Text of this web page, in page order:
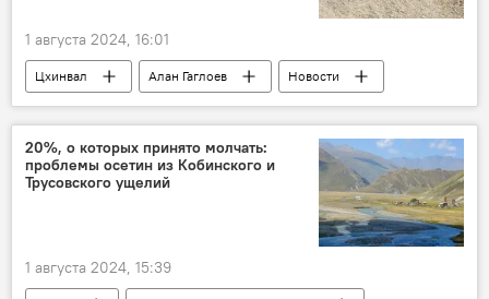
1 августа 2024, 16:01
Цхинвал Алан Гаглоев
Новости
Благоустройство
Южная Осетия
20%, о которых принято молчать:
проблемы осетин из Кобинского и
Трусовского ущелий
1 августа 2024, 15:39